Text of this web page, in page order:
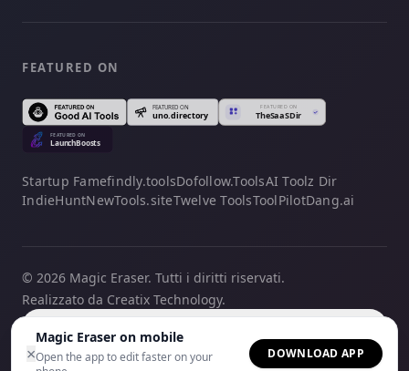
×
Magic Eraser on mobile
Open the app to edit faster on your
DOWNLOAD APP
FEATURED ON
Startup Famefindly.toolsDofollow.ToolsAI Toolz Dir
IndieHuntNewTools.siteTwelve ToolsToolPilotDang.ai
© 2026 Magic Eraser. Tutti i diritti riservati.
Realizzato da Creatix Technology.